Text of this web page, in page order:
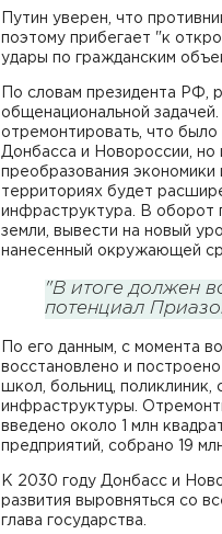
Путин уверен, что
поэтому прибегает "к
удары по гражданским
По словам президента РФ,
общенациональной
отремонтировать, что
Донбасса и Новороссии, но
преобразования
территориях будет
инфраструктура. В оборот
земли, вывести на новый
нанесенный окружающей
"В итоге должен
потенциал
По его данным, с момента
восстановлено и
школ, больниц, поликлиник,
инфраструктуры.
введено около 1 млн
предприятий, собрано 19
К 2030 году Донбасс и
развития выровняться со
глава государства.